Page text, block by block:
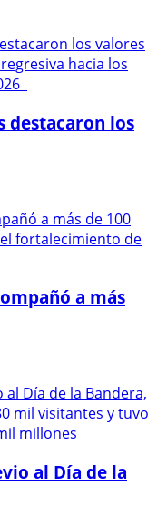
destacaron los
a más
al Día de la